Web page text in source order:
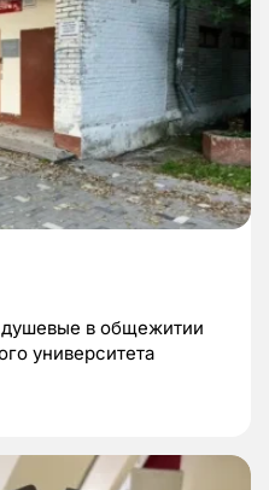
душевые в общежитии
университета